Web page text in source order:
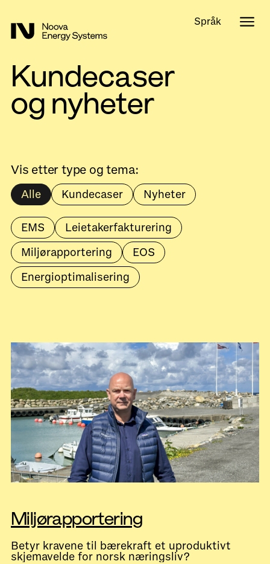
Kundecaser
og nyheter
Vis etter type og tema:
Alle Kundecaser Nyheter
EMS
Leietakerfakturering
Miljørapportering
EOS
Energioptimalisering
Miljørapportering
Betyr kravene til bærekraft et uproduktivt
skjemavelde for norsk næringsliv?
Språk